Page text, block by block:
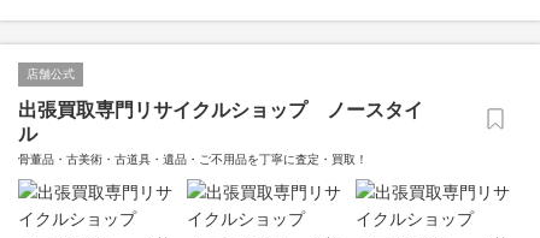
店舗公式
出張買取専門リサイクルショップ ノースタイ
ル
骨董品・古美術・古道具・遺品・ご不用品を丁寧に査定・買取！